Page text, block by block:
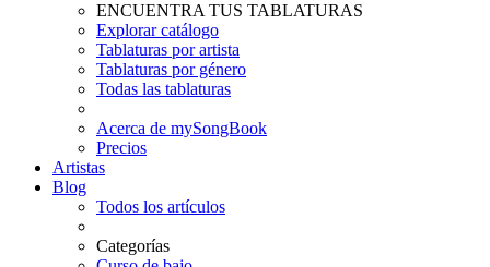
ENCUENTRA TUS TABLATURAS
Explorar catálogo
Tablaturas por artista
Tablaturas por género
Todas las tablaturas
Acerca de mySongBook
Precios
Artistas
Blog
Todos los artículos
Categorías